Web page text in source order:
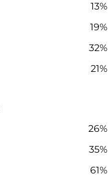
13%
19%
32%
21%
26%
35%
61%